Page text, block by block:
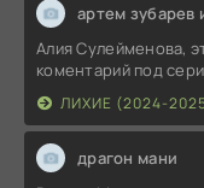
артем зубарев
Алия Сулейменова,
коментарий под
ЛИХИЕ (2024-
драгон мани